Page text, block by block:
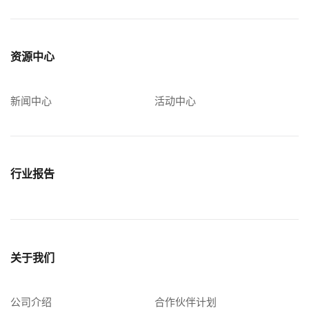
资源中心
新闻中心 活动中心
行业报告
关于我们
公司介绍 合作伙伴计划